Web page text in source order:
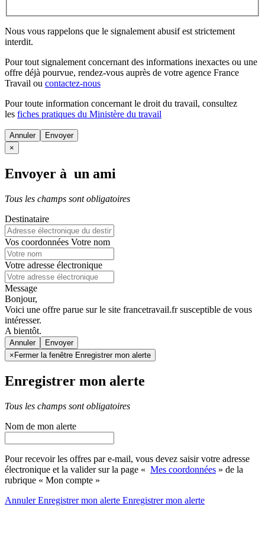
Nous vous rappelons que le signalement abusif est strictement
interdit.
Pour tout signalement concernant des informations inexactes ou une
offre déjà pourvue, rendez-vous auprès de votre agence France
Travail ou contactez-nous
Pour toute information concernant le droit du travail, consultez
les fiches pratiques du Ministère du travail
Annuler
×
Envoyer à un ami
Tous les champs sont obligatoires
Destinataire
Vos coordonnées Votre nom
Votre adresse électronique
Message
Bonjour,
Voici une offre parue sur le site francetravail.fr susceptible de vous
intéresser.
A bientôt.
Annuler
× Fermer la fenêtre Enregistrer mon alerte
Enregistrer mon alerte
Tous les champs sont obligatoires
Nom de mon alerte
Pour recevoir les offres par e-mail, vous devez saisir votre adresse
électronique et la valider sur la page « Mes coordonnées » de la
rubrique « Mon compte »
AnnulerEnregistrer mon alerte Enregistrermon alerte